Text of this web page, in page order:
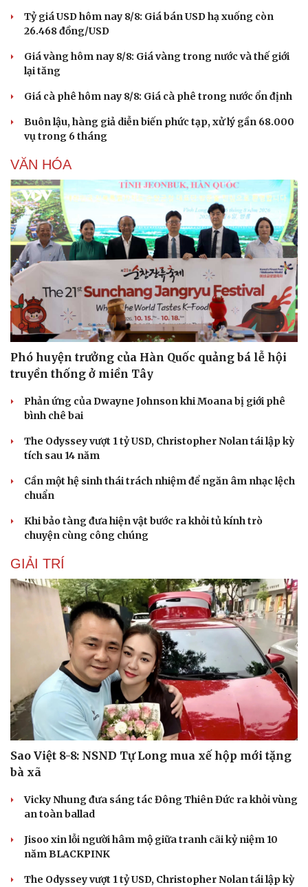
Tư vấn
Săn Tour
check-in
Câu chuyện thời sự
Cửa sổ tình yêu
Kể chuyện cho bé
Tỷ giá USD hôm nay 8/8: Giá bán USD hạ xuống còn
26.468 đồng/USD
Giá vàng hôm nay 8/8: Giá vàng trong nước và thế giới
lại tăng
Giá cà phê hôm nay 8/8: Giá cà phê trong nước ổn định
Buôn lậu, hàng giả diễn biến phức tạp, xử lý gần 68.000
vụ trong 6 tháng
VĂN HÓA
Phó huyện trưởng của Hàn Quốc quảng bá lễ hội
truyền thống ở miền Tây
Phản ứng của Dwayne Johnson khi Moana bị giới phê
bình chê bai
The Odyssey vượt 1 tỷ USD, Christopher Nolan tái lập kỳ
tích sau 14 năm
Cần một hệ sinh thái trách nhiệm để ngăn âm nhạc lệch
chuẩn
Khi bảo tàng đưa hiện vật bước ra khỏi tủ kính trò
chuyện cùng công chúng
GIẢI TRÍ
Sao Việt 8-8: NSND Tự Long mua xế hộp mới tặng
bà xã
Vicky Nhung đưa sáng tác Đông Thiên Đức ra khỏi vùng
an toàn ballad
Jisoo xin lỗi người hâm mộ giữa tranh cãi kỷ niệm 10
năm BLACKPINK
The Odyssey vượt 1 tỷ USD, Christopher Nolan tái lập kỳ